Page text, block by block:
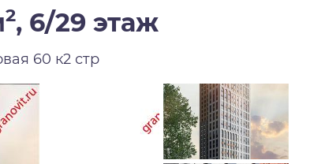
2, 6/29 этаж
60 к2 стр